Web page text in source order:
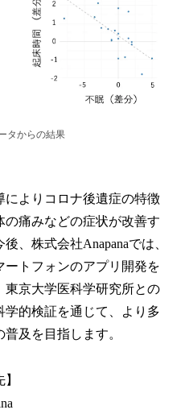
からの結果
によりコロナ後遺症の特徴
痛みなどの症状が改善す
、株式会社Anapanaでは、
トフォンのアプリ開発を
京大学医科学研究所との
的検証を通じて、より多
及を目指します。